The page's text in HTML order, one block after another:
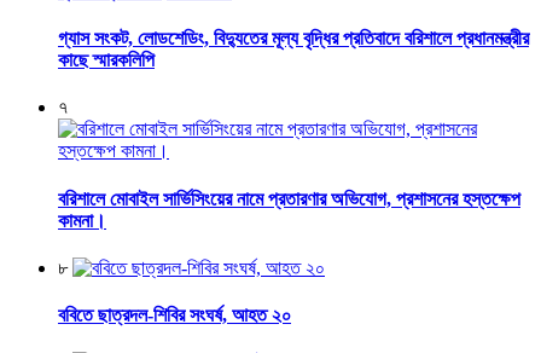
গ্যাস সংকট, লোডশেডিং, বিদ্যুতের মূল্য বৃদ্ধির প্রতিবাদে বরিশালে প্রধানমন্ত্রীর
কাছে স্মারকলিপি
৭
বরিশালে মোবাইল সার্ভিসিংয়ের নামে প্রতারণার অভিযোগ, প্রশাসনের হস্তক্ষেপ
কামনা।
৮
ববিতে ছাত্রদল-শিবির সংঘর্ষ, আহত ২০